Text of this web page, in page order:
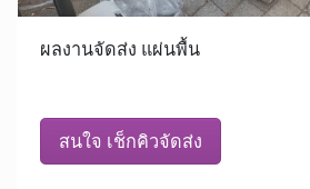
ผลงานจัดส่ง แผ่นพื้น
สนใจ เช็กคิวจัดส่ง